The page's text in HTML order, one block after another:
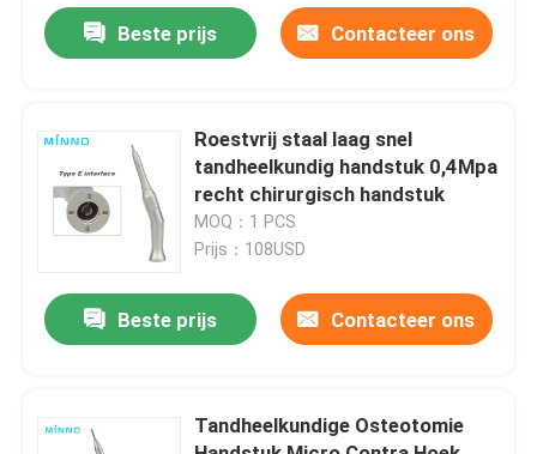
Kwaliteitscontrole
Contacteer ons
Vraag een offerte aan
Tandheelkundige medische hulpmiddelen
Tandheelkundig handstuk met hoge snelheid
Beste prijs Contacteer ons
Roestvrij staal laag snel
tandheelkundig handstuk 0,4Mpa
recht chirurgisch handstuk
MOQ：1 PCS
Prijs：108USD
Beste prijs Contacteer ons
Tandheelkundige Osteotomie